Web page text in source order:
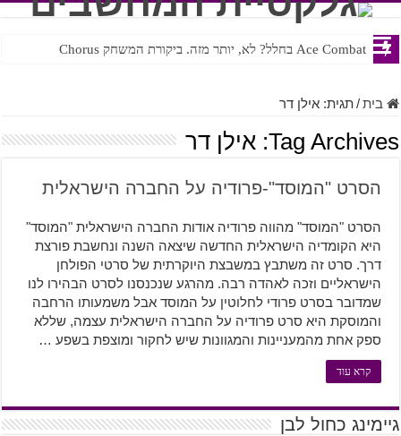
Ace Combat בחלל? לא, יותר מזה. ביקורת המשחק Chorus
Steven Universe והשירים שתורגמו בצורה נוראית לעברית
בית/תגית:אילן דר
Tag Archives: אילן דר
הסרט "המוסד"-פרודיה על החברה הישראלית
הסרט "המוסד" מהווה פרודיה אודות החברה הישראלית "המוסד"
היא הקומדיה הישראלית החדשה שיצאה השנה ונחשבת פורצת
דרך. סרט זה משתבץ במשבצת היוקרתית של סרטי הפולחן
הישראליים וזכה לאהדה רבה. מהרגע שנכנסנו לסרט הבהירו לנו
שמדובר בסרט פרודי לחלוטין על המוסד אבל משמעותו הרחבה
והמוסקת היא סרט פרודיה על החברה הישראלית עצמה, שללא
ספק אחת מהמעניינות והמגוונות שיש לחקור ומוצפת בשפע …
קרא עוד
גיימינג כחול לבן